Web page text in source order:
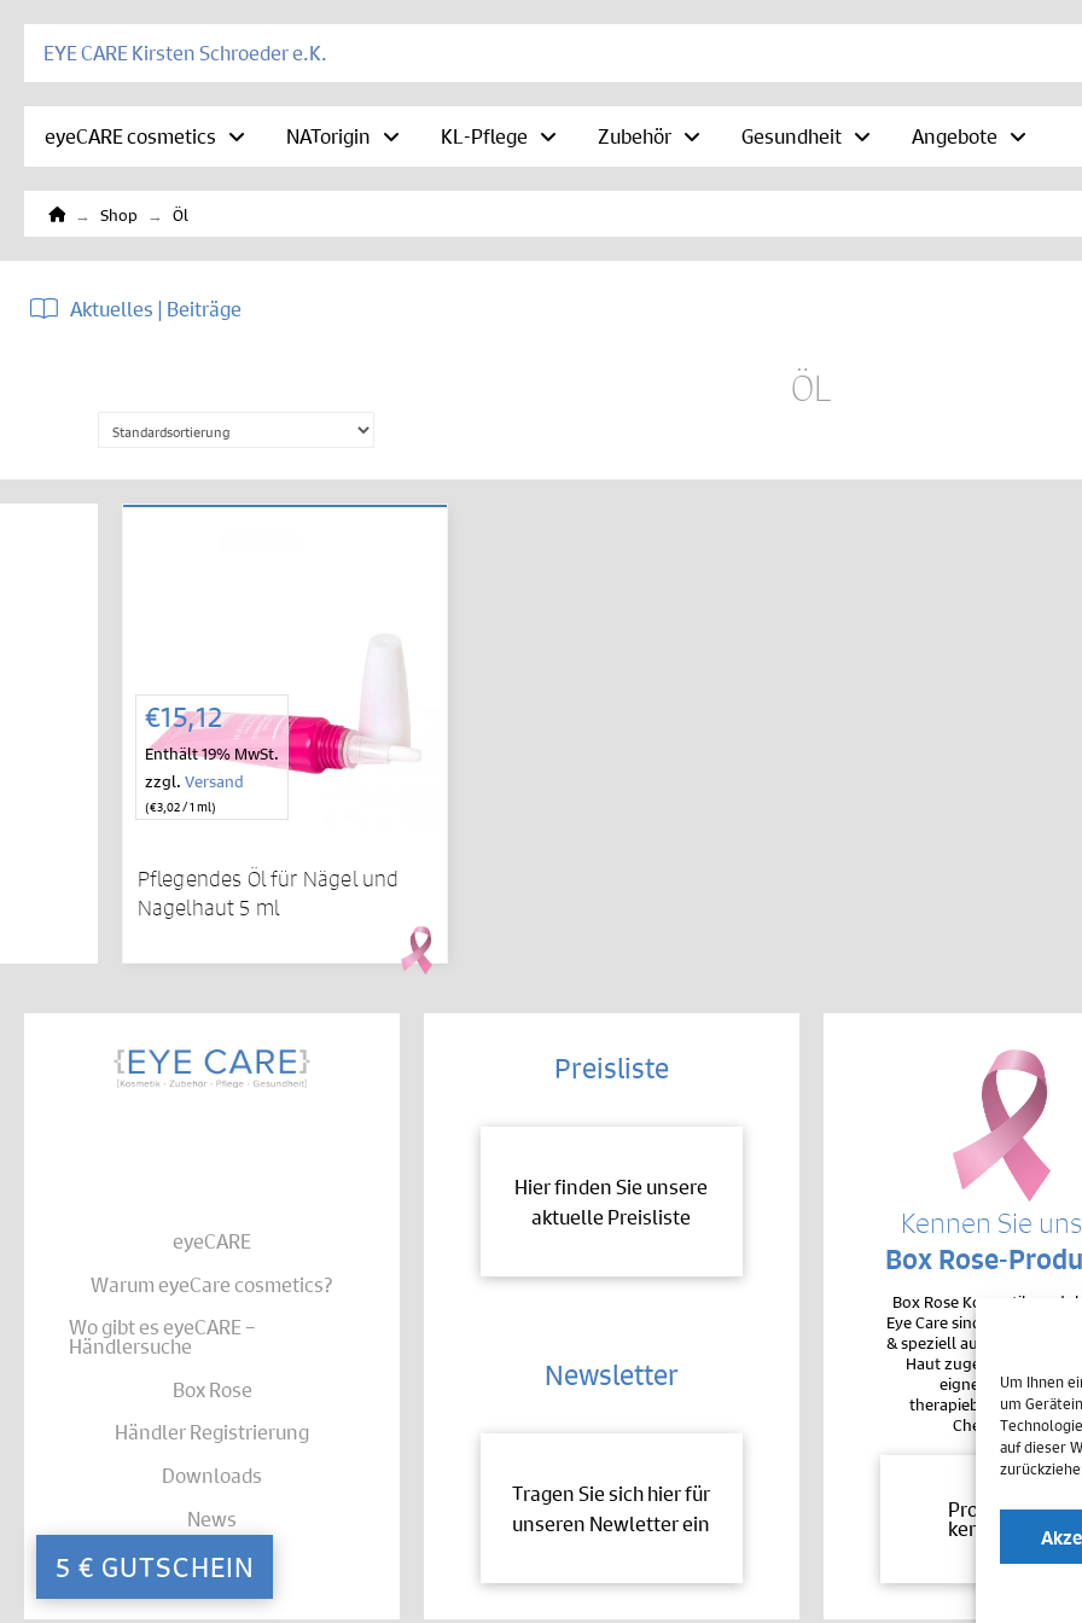
Um Ihnen
um
auf dieser
EYE CARE Kirsten Schroeder e.K.
eyeCARE cosmetics NATorigin KL-Pflege Zubehör Gesundheit Angebote
Home
→ Shop → Öl
Aktuelles | Beiträge
5 € GUTSCHEIN
ÖL
€15,12
Enthält 19% MwSt.
zzgl. Versand
(€3,02/ 1 ml)
Pflegendes Öl für Nägel und
Nagelhaut 5 ml
eyeCARE
Warum eyeCare cosmetics?
Wo gibt es eyeCARE –
Händlersuche
Box Rose
Händler Registrierung
Downloads
News
Kontakt
Preisliste
Hier finden Sie unsere
aktuelle Preisliste
Newsletter
Tragen Sie sich hier für
unseren Newletter ein
Kennen Sie
Box Rose-
Box Rose
Eye Care sind sehr
& speziell auf die
Haut zugeschnitten.
eignen sie sich auch
therapiebegleitend bei
Chemotherapie.
Produkte
kennenlernen